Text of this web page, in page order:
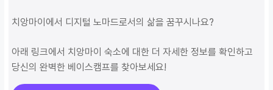
치앙마이에서 디지털 노마드로서의 삶을 꿈꾸시나요?
아래 링크에서 치앙마이 숙소에 대한 더 자세한 정보를 확인하고
당신의 완벽한 베이스캠프를 찾아보세요!